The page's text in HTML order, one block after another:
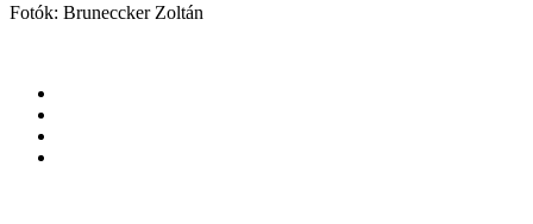
Fotók: Bruneccker Zoltán